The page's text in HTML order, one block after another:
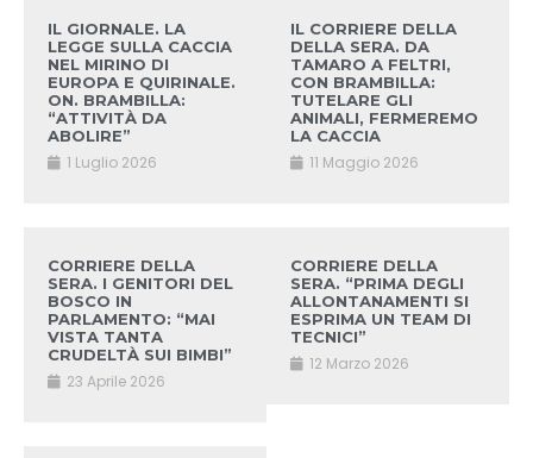
IL GIORNALE. LA
LEGGE SULLA CACCIA
NEL MIRINO DI
EUROPA E QUIRINALE.
ON. BRAMBILLA:
“ATTIVITÀ DA
ABOLIRE”
1 Luglio 2026
IL CORRIERE DELLA
DELLA SERA. DA
TAMARO A FELTRI,
CON BRAMBILLA:
TUTELARE GLI
ANIMALI, FERMEREMO
LA CACCIA
11 Maggio 2026
CORRIERE DELLA
SERA. I GENITORI DEL
BOSCO IN
PARLAMENTO: “MAI
VISTA TANTA
CRUDELTÀ SUI BIMBI”
23 Aprile 2026
CORRIERE DELLA
SERA. “PRIMA DEGLI
ALLONTANAMENTI SI
ESPRIMA UN TEAM DI
TECNICI”
12 Marzo 2026